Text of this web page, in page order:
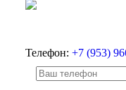
Телефон: +7 (953)